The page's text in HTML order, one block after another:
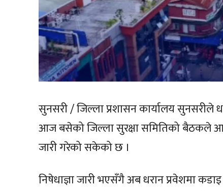
सुनसरी / जिल्ला प्रशासन कार्यालय सुनसरीले
आज बसेको जिल्ला सुरक्षा समितिको बैठकले
जारी गरेको सकेको छ ।
निषेधाज्ञा जारी भएसँगै अब धरान प्रवेशमा